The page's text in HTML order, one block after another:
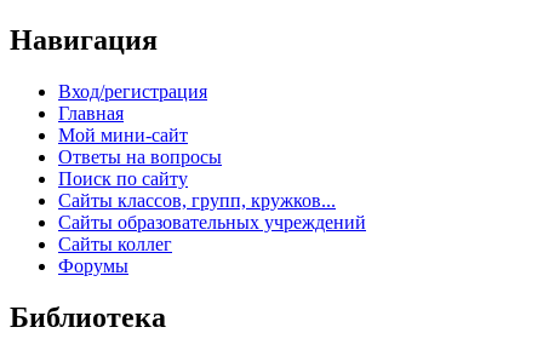
Навигация
Вход/регистрация
Главная
Мой мини-сайт
Ответы на вопросы
Поиск по сайту
Сайты классов, групп, кружков...
Сайты образовательных учреждений
Сайты коллег
Форумы
Библиотека